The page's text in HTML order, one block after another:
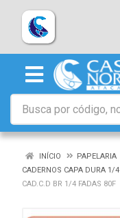
INÍCIO
PAPELARIA
CADERNOS CAPA DURA 1/4
CAD.C.D BR 1/4 FADAS 80F